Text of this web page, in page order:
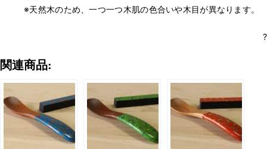
※天然木のため、一つ一つ木肌の色合いや木目が異なります。
?
関連商品: